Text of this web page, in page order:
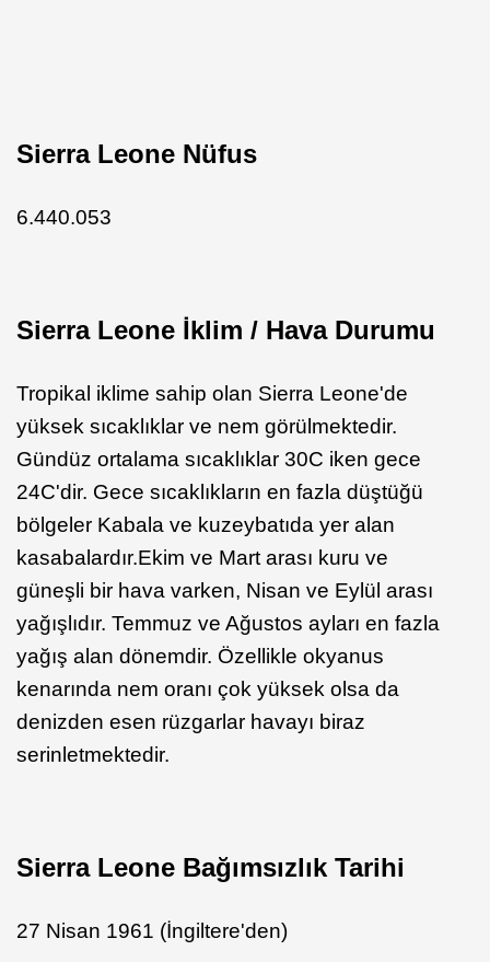
Sierra Leone Nüfus
6.440.053
Sierra Leone İklim / Hava Durumu
Tropikal iklime sahip olan Sierra Leone'de
yüksek sıcaklıklar ve nem görülmektedir.
Gündüz ortalama sıcaklıklar 30C iken gece
24C'dir. Gece sıcaklıkların en fazla düştüğü
bölgeler Kabala ve kuzeybatıda yer alan
kasabalardır.Ekim ve Mart arası kuru ve
güneşli bir hava varken, Nisan ve Eylül arası
yağışlıdır. Temmuz ve Ağustos ayları en fazla
yağış alan dönemdir. Özellikle okyanus
kenarında nem oranı çok yüksek olsa da
denizden esen rüzgarlar havayı biraz
serinletmektedir.
Sierra Leone Bağımsızlık Tarihi
27 Nisan 1961 (İngiltere'den)